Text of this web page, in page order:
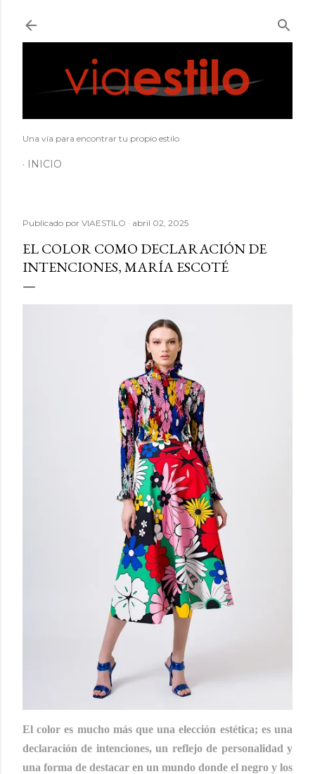
Una vía para encontrar tu propio estilo
INICIO
Publicado por VIAESTILO abril 02, 2025
EL COLOR COMO DECLARACIÓN DE
INTENCIONES, MARÍA ESCOTÉ
El color es mucho más que una elección estética; es una
declaración de intenciones, un reflejo de personalidad y
una forma de destacar en un mundo donde el negro y los